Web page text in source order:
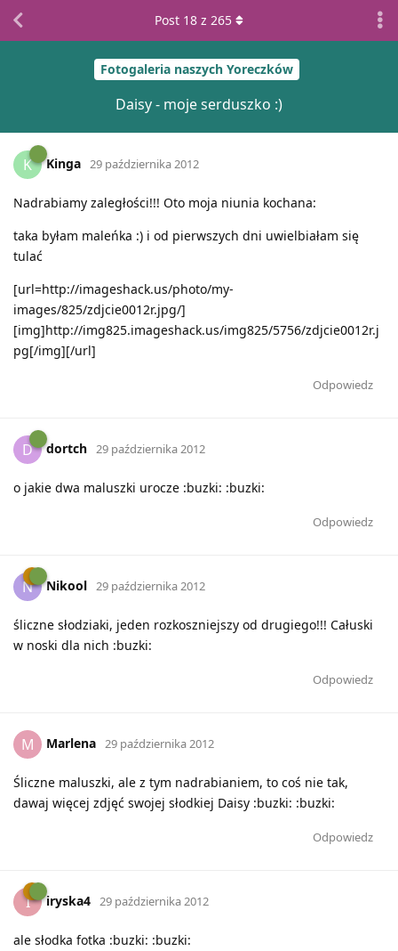
Fotogaleria naszych Yoreczków
Daisy - moje serduszko :)
Post 18 z 265
K Kinga 29 października 2012
Nadrabiamy zaległości!!! Oto moja niunia kochana:
taka byłam maleńka :) i od pierwszych dni uwielbiałam się
tulać
[url=http://imageshack.us/photo/my-
images/825/zdjcie0012r.jpg/]
[img]http://img825.imageshack.us/img825/5756/zdjcie0012r.j
pg[/img][/url]
Odpowiedz
D dortch 29 października 2012
o jakie dwa maluszki urocze :buzki: :buzki:
Odpowiedz
N Nikool 29 października 2012
śliczne słodziaki, jeden rozkoszniejszy od drugiego!!! Całuski
w noski dla nich :buzki:
Odpowiedz
M Marlena 29 października 2012
Śliczne maluszki, ale z tym nadrabianiem, to coś nie tak,
dawaj więcej zdjęć swojej słodkiej Daisy :buzki: :buzki:
Odpowiedz
I iryska4 29 października 2012
ale słodka fotka :buzki: :buzki: